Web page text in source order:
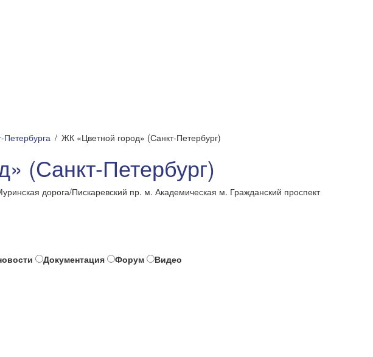
Петербурга ЖК «Цветной город» (Санкт-Петербург)
(Санкт-Петербург)
дорога/Пискаревский пр. м. Академическая м. Гражданский проспект
Документация Форум Видео